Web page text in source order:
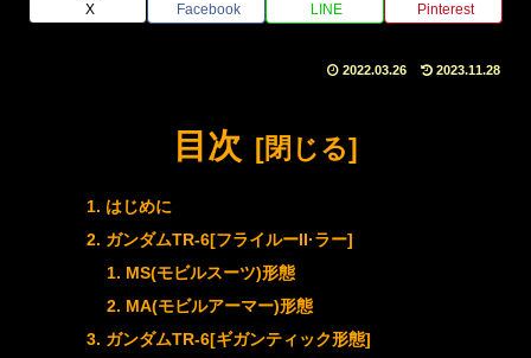
X Facebook LINE Pinterest
2022.03.26 2023.11.28
目次
はじめに
ガンダムTR-6[フライルーII·ラー]
MS(モビルスーツ)形態
MA(モビルアーマー)形態
ガンダムTR-6[ギガンティック形態]